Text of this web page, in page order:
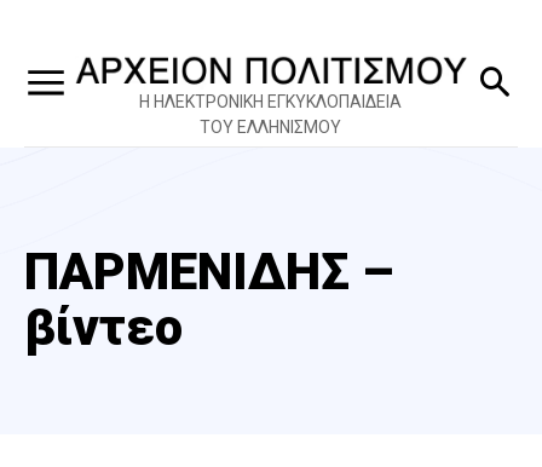
Η ΗΛΕΚΤΡΟΝΙΚΗ ΕΓΚΥΚΛΟΠΑΙΔΕΙΑ
ΤΟΥ ΕΛΛΗΝΙΣΜΟΥ
ΠΑΡΜΕΝΙΔΗΣ –
βίντεο